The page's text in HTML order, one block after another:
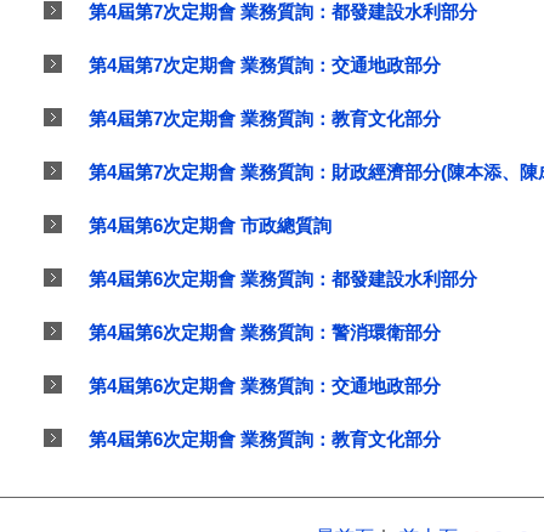
第4屆第7次定期會 業務質詢：都發建設水利部分
第4屆第7次定期會 業務質詢：交通地政部分
第4屆第7次定期會 業務質詢：教育文化部分
第4屆第7次定期會 業務質詢：財政經濟部分(陳本添、
第4屆第6次定期會 市政總質詢
第4屆第6次定期會 業務質詢：都發建設水利部分
第4屆第6次定期會 業務質詢：警消環衛部分
第4屆第6次定期會 業務質詢：交通地政部分
第4屆第6次定期會 業務質詢：教育文化部分